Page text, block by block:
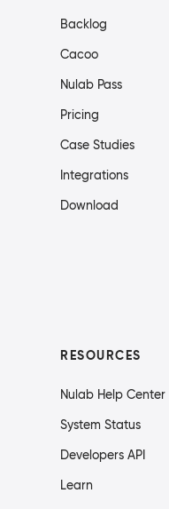
Backlog
Cacoo
Nulab Pass
Pricing
Case Studies
Integrations
Download
RESOURCES
Nulab Help Center
System Status
Developers API
Learn